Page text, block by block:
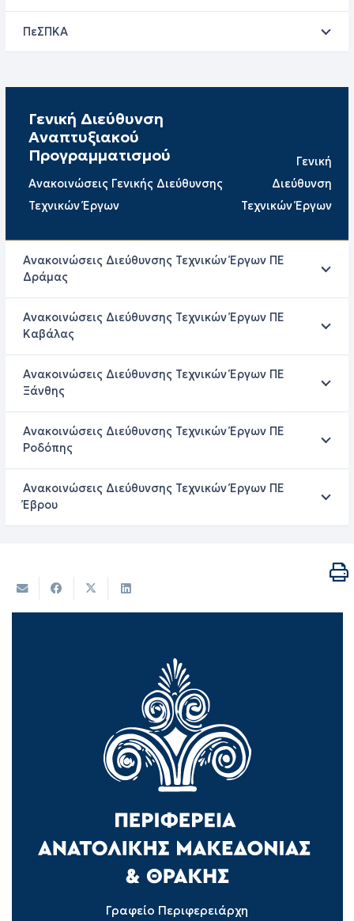
ΠεΣΠΚΑ
Γενική Διεύθυνση
Αναπτυξιακού
Προγραμματισμού
Ανακοινώσεις Γενικής Διεύθυνσης
Τεχνικών Έργων
Γενική
Διεύθυνση
Τεχνικών Έργων
Ανακοινώσεις Διεύθυνσης Τεχνικών Έργων ΠΕ
Δράμας
Ανακοινώσεις Διεύθυνσης Τεχνικών Έργων ΠΕ
Καβάλας
Ανακοινώσεις Διεύθυνσης Τεχνικών Έργων ΠΕ
Ξάνθης
Ανακοινώσεις Διεύθυνσης Τεχνικών Έργων ΠΕ
Ροδόπης
Ανακοινώσεις Διεύθυνσης Τεχνικών Έργων ΠΕ
Έβρου
Γραφείο Περιφερειάρχη